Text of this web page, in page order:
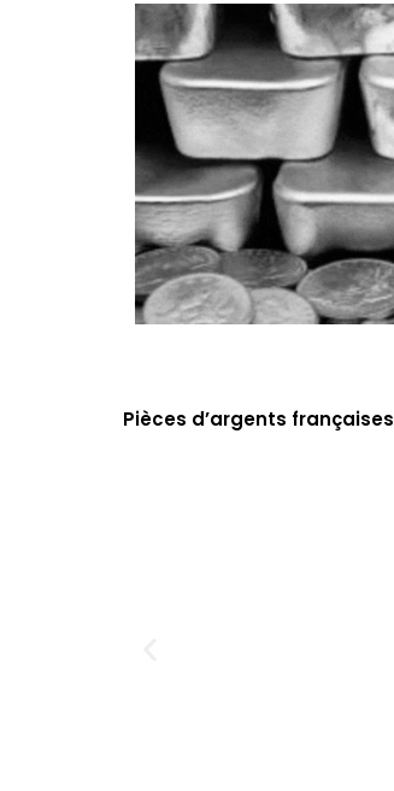
Pièces d’argents françaises